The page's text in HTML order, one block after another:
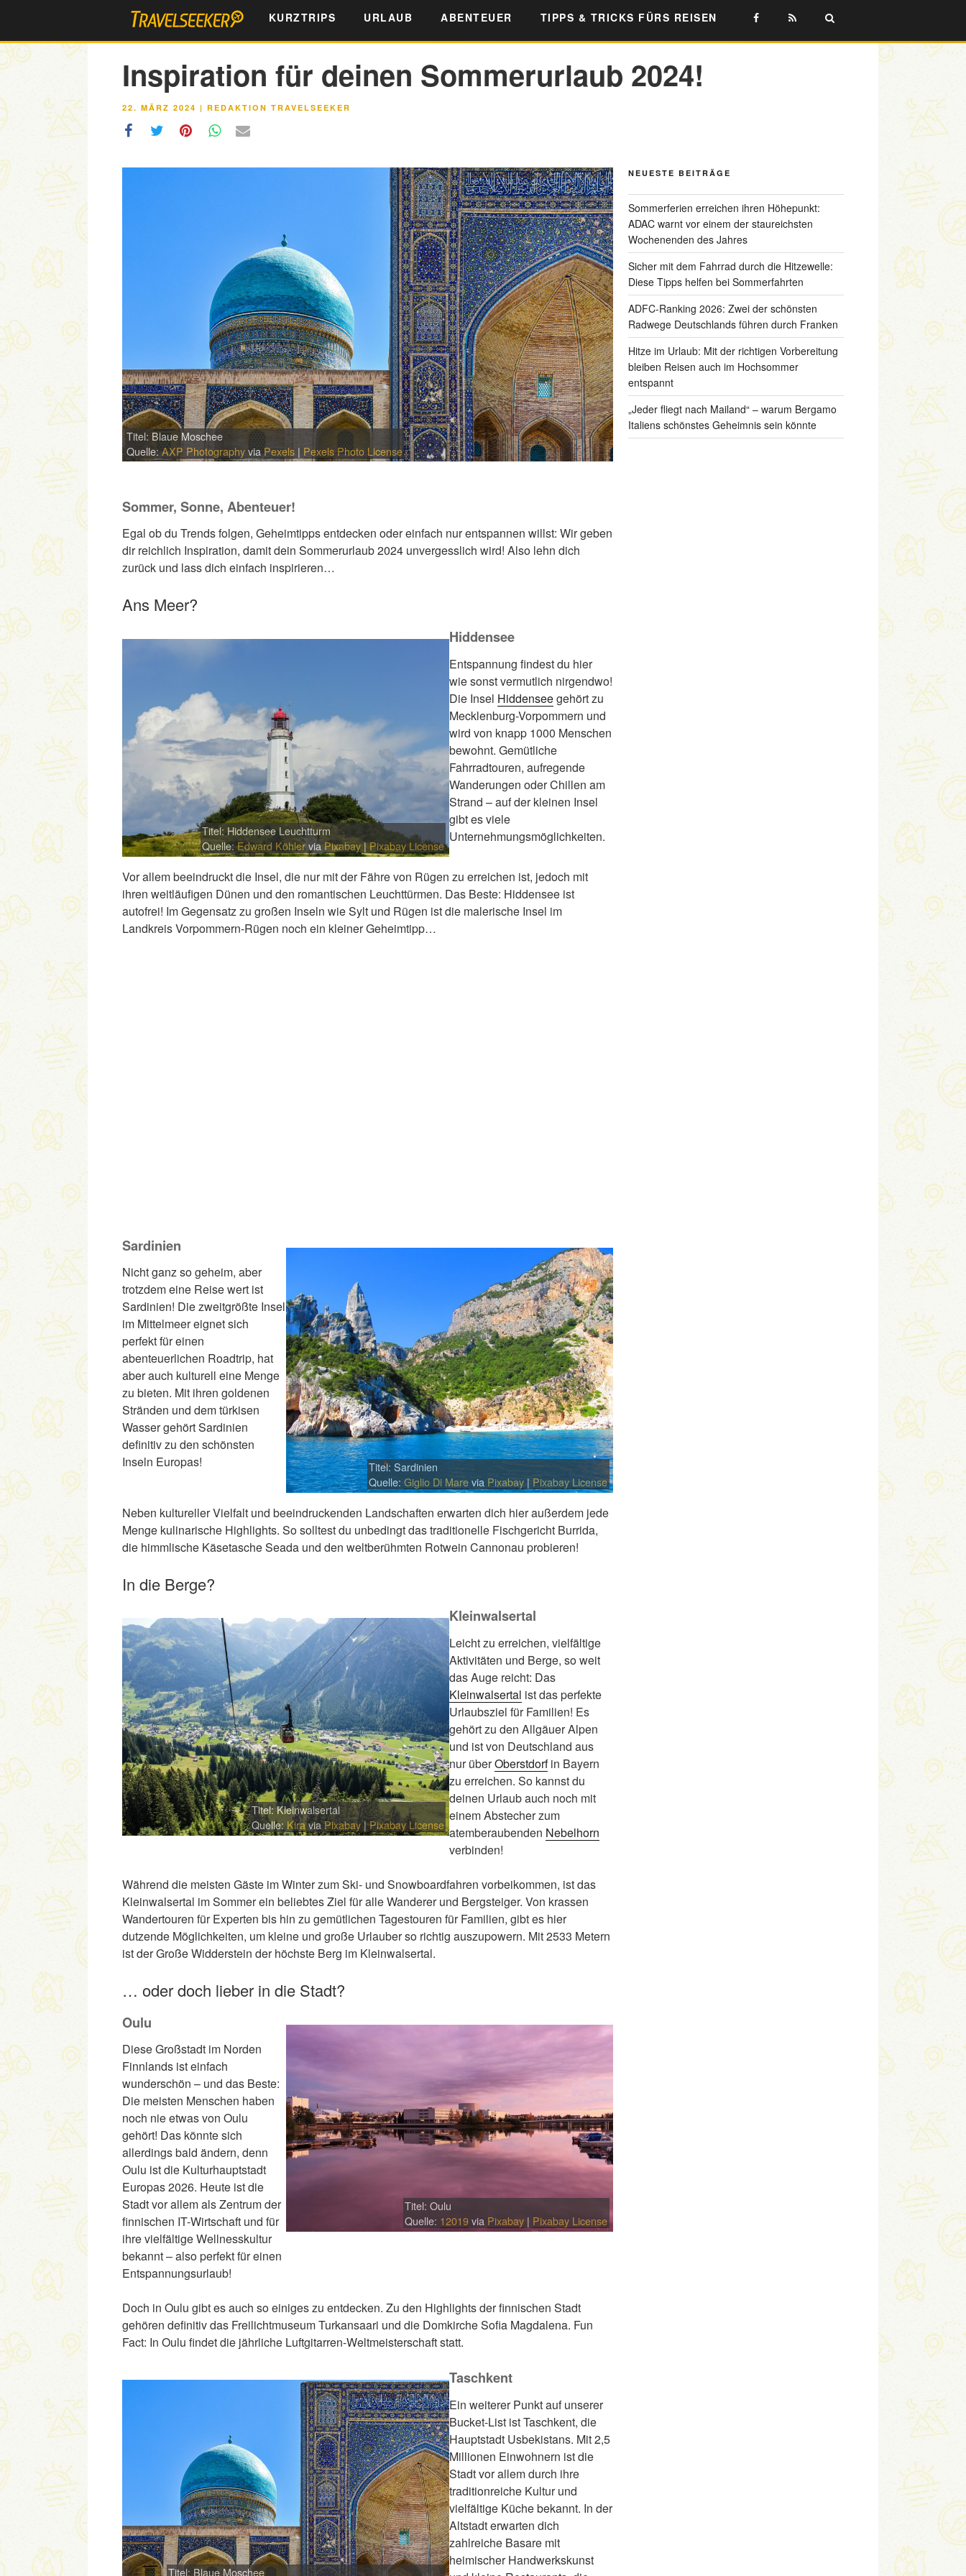
springen
KURZTRIPS URLAUB ABENTEUER TIPPS & TRICKS FÜRS REISEN
Inspiration für deinen Sommerurlaub 2024!
VERÖFFENTLICHT
22. MÄRZ 2024 | REDAKTION TRAVELSEEKER
Titel: Blaue Moschee
Quelle:AXP PhotographyviaPexels | Pexels Photo License
Sommer, Sonne, Abenteuer!
Egal ob du Trends folgen, Geheimtipps entdecken oder einfach nur entspannen willst: Wir geben
dir reichlich Inspiration, damit dein Sommerurlaub 2024 unvergesslich wird! Also lehn dich
zurück und lass dich einfach inspirieren…
Ans Meer?
Titel: Hiddensee Leuchtturm
Quelle:Edward KöhlerviaPixabay|Pixabay License
Hiddensee
Entspannung findest du hier
wie sonst vermutlich nirgendwo!
Die Insel Hiddenseegehört zu
Mecklenburg-Vorpommern und
wird von knapp 1000 Menschen
bewohnt. Gemütliche
Fahrradtouren, aufregende
Wanderungen oder Chillen am
Strand – auf der kleinen Insel
gibt es viele
Unternehmungsmöglichkeiten.
Vor allem beeindruckt die Insel, die nur mit der Fähre von Rügen zu erreichen ist, jedoch mit
ihren weitläufigen Dünen und den romantischen Leuchttürmen. Das Beste: Hiddensee ist
autofrei! Im Gegensatz zu großen Inseln wie Sylt und Rügen ist die malerische Insel im
Landkreis Vorpommern-Rügen noch ein kleiner Geheimtipp…
Sardinien
Nicht ganz so geheim, aber
trotzdem eine Reise wert ist
Sardinien! Die zweitgrößte Insel
im Mittelmeer eignet sich
perfekt für einen
abenteuerlichen Roadtrip, hat
aber auch kulturell eine Menge
zu bieten. Mit ihren goldenen
Stränden und dem türkisen
Wasser gehört Sardinien
definitiv zu den schönsten
Inseln Europas!
Titel: Sardinien
Quelle:Giglio Di Marevia Pixabay|Pixabay License
Neben kultureller Vielfalt und beeindruckenden Landschaften erwarten dich hier außerdem jede
Menge kulinarische Highlights. So solltest du unbedingt das traditionelle Fischgericht Burrida,
die himmlische Käsetasche Seada und den weltberühmten Rotwein Cannonau probieren!
In die Berge?
Titel: Kleinwalsertal
Quelle:KiraviaPixabay|Pixabay License
Kleinwalsertal
Leicht zu erreichen, vielfältige
Aktivitäten und Berge, so weit
das Auge reicht: Das
Kleinwalsertal ist das perfekte
Urlaubsziel für Familien! Es
gehört zu den Allgäuer Alpen
und ist von Deutschland aus
nur überOberstdorfin Bayern
zu erreichen. So kannst du
deinen Urlaub auch noch mit
einem Abstecher zum
atemberaubenden Nebelhorn
verbinden!
Während die meisten Gäste im Winter zum Ski- und Snowboardfahren vorbeikommen, ist das
Kleinwalsertal im Sommer ein beliebtes Ziel für alle Wanderer und Bergsteiger. Von krassen
Wandertouren für Experten bis hin zu gemütlichen Tagestouren für Familien, gibt es hier
dutzende Möglichkeiten, um kleine und große Urlauber so richtig auszupowern. Mit 2533 Metern
ist der Große Widderstein der höchste Berg im Kleinwalsertal.
… oder doch lieber in die Stadt?
Oulu
Diese Großstadt im Norden
Finnlands ist einfach
wunderschön – und das Beste:
Die meisten Menschen haben
noch nie etwas von Oulu
gehört! Das könnte sich
allerdings bald ändern, denn
Oulu ist die Kulturhauptstadt
Europas 2026. Heute ist die
Stadt vor allem als Zentrum der
finnischen IT-Wirtschaft und für
ihre vielfältige Wellnesskultur
bekannt – also perfekt für einen
Entspannungsurlaub!
Titel: Oulu
Quelle: 12019via Pixabay | Pixabay License
Doch in Oulu gibt es auch so einiges zu entdecken. Zu den Highlights der finnischen Stadt
gehören definitiv das Freilichtmuseum Turkansaari und die Domkirche Sofia Magdalena. Fun
Fact: In Oulu findet die jährliche Luftgitarren-Weltmeisterschaft statt.
Titel: Blaue Moschee
Taschkent
Ein weiterer Punkt auf unserer
Bucket-List ist Taschkent, die
Hauptstadt Usbekistans. Mit 2,5
Millionen Einwohnern ist die
Stadt vor allem durch ihre
traditionreiche Kultur und
vielfältige Küche bekannt. In der
Altstadt erwarten dich
zahlreiche Basare mit
heimischer Handwerkskunst
NEUESTE BEITRÄGE
Sommerferien erreichen ihren Höhepunkt:
ADAC warnt vor einem der staureichsten
Wochenenden des Jahres
Sicher mit dem Fahrrad durch die Hitzewelle:
Diese Tipps helfen bei Sommerfahrten
ADFC-Ranking 2026: Zwei der schönsten
Radwege Deutschlands führen durch Franken
Hitze im Urlaub: Mit der richtigen Vorbereitung
bleiben Reisen auch im Hochsommer
entspannt
„Jeder fliegt nach Mailand“ – warum Bergamo
Italiens schönstes Geheimnis sein könnte